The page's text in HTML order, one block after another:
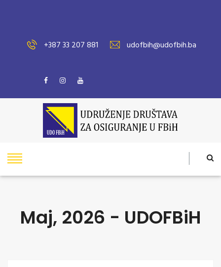
+387 33 207 881 udofbih@udofbih.ba
Maj, 2026 - UDOFBiH